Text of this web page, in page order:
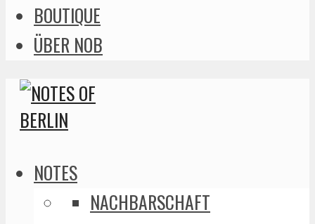
BOUTIQUE
ÜBER NOB
NOTES
NACHBARSCHAFT